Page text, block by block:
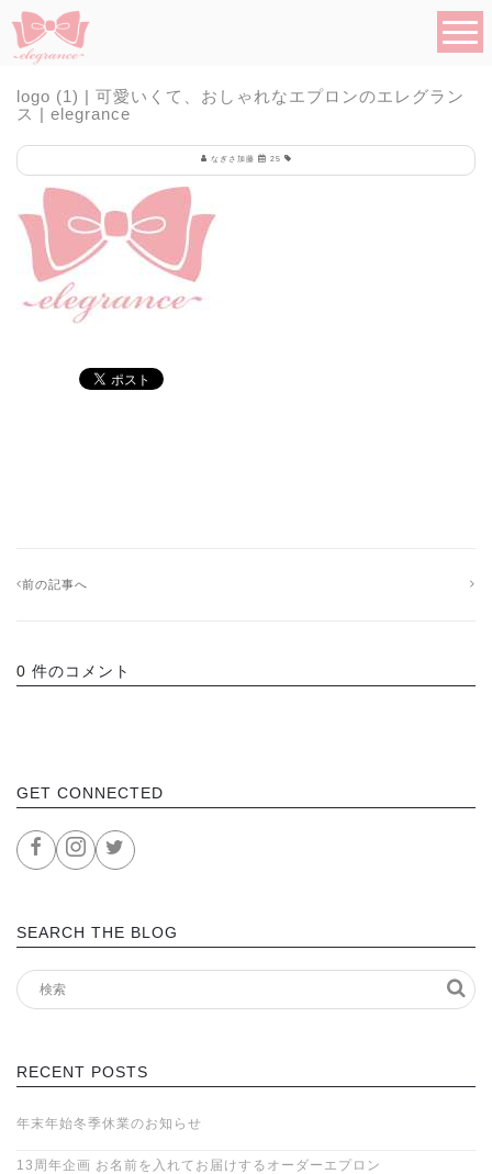
logo (1) | 可愛いくて、おしゃれなエプロンのエレグラン
ス | elegrance
なぎさ加藤 25
前の記事へ
0 件のコメント
GET CONNECTED
SEARCH THE BLOG
RECENT POSTS
年末年始冬季休業のお知らせ
13周年企画 お名前を入れてお届けするオーダーエプロン